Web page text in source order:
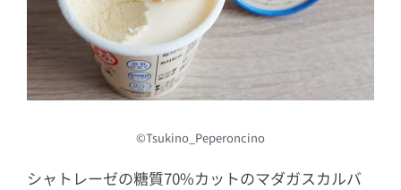
©Tsukino_Peperoncino
シャトレーゼの糖質70%カットのマダガスカルバ